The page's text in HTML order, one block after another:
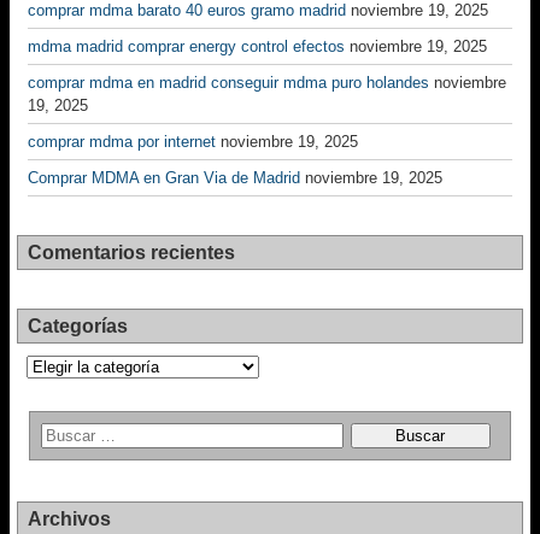
comprar mdma barato 40 euros gramo madrid noviembre 19, 2025
mdma madrid comprar energy control efectos noviembre 19, 2025
comprar mdma en madrid conseguir mdma puro holandes noviembre
19, 2025
comprar mdma por internet noviembre 19, 2025
Comprar MDMA en Gran Via de Madrid noviembre 19, 2025
Comentarios recientes
Categorías
Categorías
Archivos